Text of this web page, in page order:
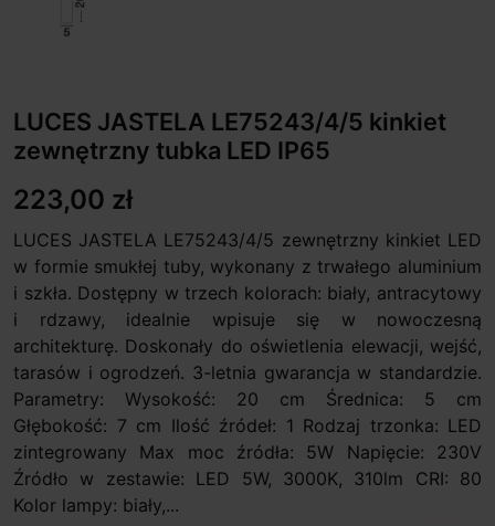
LUCES JASTELA LE75243/4/5 kinkiet
zewnętrzny tubka LED IP65
223,00 zł
LUCES JASTELA LE75243/4/5 zewnętrzny kinkiet LED
w formie smukłej tuby, wykonany z trwałego aluminium
i szkła. Dostępny w trzech kolorach: biały, antracytowy
i rdzawy, idealnie wpisuje się w nowoczesną
architekturę. Doskonały do oświetlenia elewacji, wejść,
tarasów i ogrodzeń. 3-letnia gwarancja w standardzie.
Parametry: Wysokość: 20 cm Średnica: 5 cm
Głębokość: 7 cm Ilość źródeł: 1 Rodzaj trzonka: LED
zintegrowany Max moc źródła: 5W Napięcie: 230V
Źródło w zestawie: LED 5W, 3000K, 310lm CRI: 80
Kolor lampy: biały,...